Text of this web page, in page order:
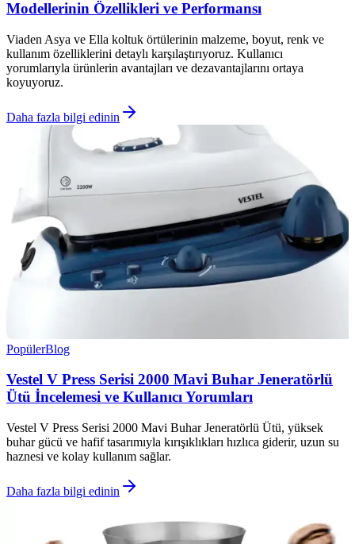
Modellerinin Özellikleri ve Performansı
Viaden Asya ve Ella koltuk örtülerinin malzeme, boyut, renk ve
kullanım özelliklerini detaylı karşılaştırıyoruz. Kullanıcı
yorumlarıyla ürünlerin avantajları ve dezavantajlarını ortaya
koyuyoruz.
Daha fazla bilgi edinin
PopülerBlog
Vestel V Press Serisi 2000 Mavi Buhar Jeneratörlü
Ütü İncelemesi ve Kullanıcı Yorumları
Vestel V Press Serisi 2000 Mavi Buhar Jeneratörlü Ütü, yüksek
buhar gücü ve hafif tasarımıyla kırışıklıkları hızlıca giderir, uzun su
haznesi ve kolay kullanım sağlar.
Daha fazla bilgi edinin